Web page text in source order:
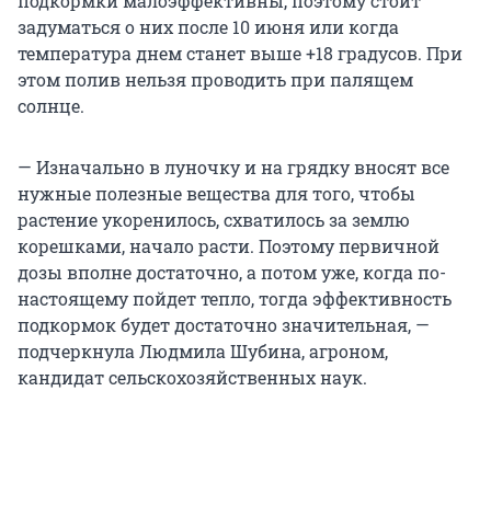
задуматься о них после 10 июня или когда
температура днем станет выше +18 градусов. При
этом полив нельзя проводить при палящем
солнце.
— Изначально в луночку и на грядку вносят все
нужные полезные вещества для того, чтобы
растение укоренилось, схватилось за землю
корешками, начало расти. Поэтому первичной
дозы вполне достаточно, а потом уже, когда по-
настоящему пойдет тепло, тогда эффективность
подкормок будет достаточно значительная, —
подчеркнула Людмила Шубина, агроном,
кандидат сельскохозяйственных наук.